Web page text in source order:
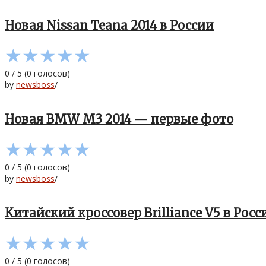
Новая Nissan Teana 2014 в России
★★★★★
0 / 5 (0 голосов)
by newsboss/
Новая BMW M3 2014 — первые фото
★★★★★
0 / 5 (0 голосов)
by newsboss/
Китайский кроссовер Brilliance V5 в
★★★★★
0 / 5 (0 голосов)